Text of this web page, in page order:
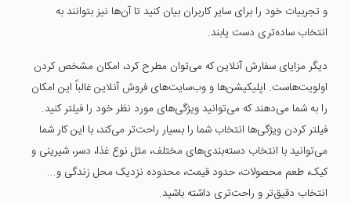
و تجربیات خود را برای سایر کاربران بیان کنید تا آن‌ها نیز بتوانند به
انتخاب ساده‌تری دست یابند.
دیگر مزایای سفارش آنلاین که می‌توان مطرح کرد، امکان مشخص کردن
اولویت‌هاست. اپلیکیشن‌ها و وب‌سایت‌های فروش آنلاین غالباً این امکان
را به شما می‌دهند که می‌توانید ویژگی‌های مورد نظر خود را فیلتر کنید.
فیلتر کردن ویژگی‌ها انتخاب شما را بسیار راحت‌تر می‌کند، با این کار شما
می‌توانید با انتخاب دسته‌بندی‌های مختلف، مثل نوع غذا، دسر، شیرینی و
کیک، طعم محصولات، حدود قیمت، محدوده نزدیک محل زندگی و...
انتخاب دقیق‌تر و راحت‌تری داشته باشید.